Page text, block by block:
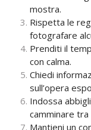
mostra.
Rispetta le
fotografare
Prenditi il
con calma.
Chiedi
sull’opera
Indossa
camminare
Mantieni un